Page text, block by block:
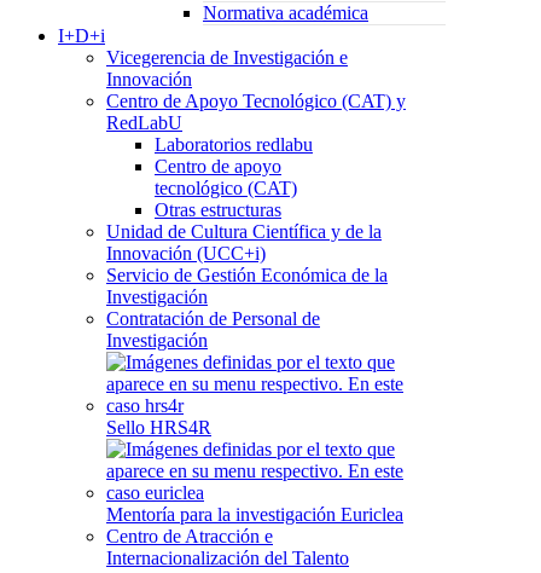
Normativa académica
I+D+i
Vicegerencia de Investigación e
Innovación
Centro de Apoyo Tecnológico (CAT) y
RedLabU
Laboratorios redlabu
Centro de apoyo
tecnológico (CAT)
Otras estructuras
Unidad de Cultura Científica y de la
Innovación (UCC+i)
Servicio de Gestión Económica de la
Investigación
Contratación de Personal de
Investigación
Sello HRS4R
Mentoría para la investigación Euriclea
Centro de Atracción e
Internacionalización del Talento